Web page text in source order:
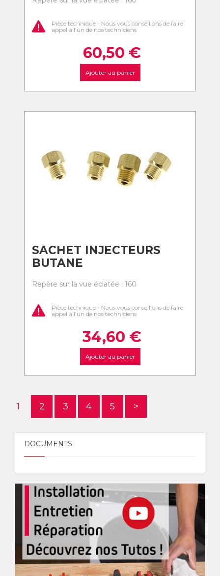
Pièce technique - Nous vous conseillons de faire
appel à l'un de nos techniciens
60,50 €
Ajouter au panier
SACHET INJECTEURS
BUTANE
Repère sur la vue éclatée : 160
Pièce technique - Nous vous conseillons de faire
appel à l'un de nos techniciens
34,60 €
Ajouter au panier
1 2 3 4 5 >
DOCUMENTS